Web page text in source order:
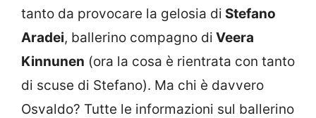
tanto da provocare la gelosia di Stefano
Aradei, ballerino compagno di Veera
Kinnunen (ora la cosa è rientrata con tanto
di scuse di Stefano). Ma chi è davvero
Osvaldo? Tutte le informazioni sul ballerino